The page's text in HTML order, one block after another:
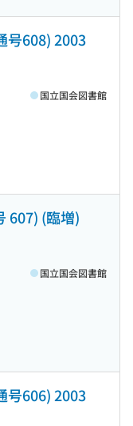
号608) 2003
国立国会図書館
607) (臨増)
国立国会図書館
号606) 2003